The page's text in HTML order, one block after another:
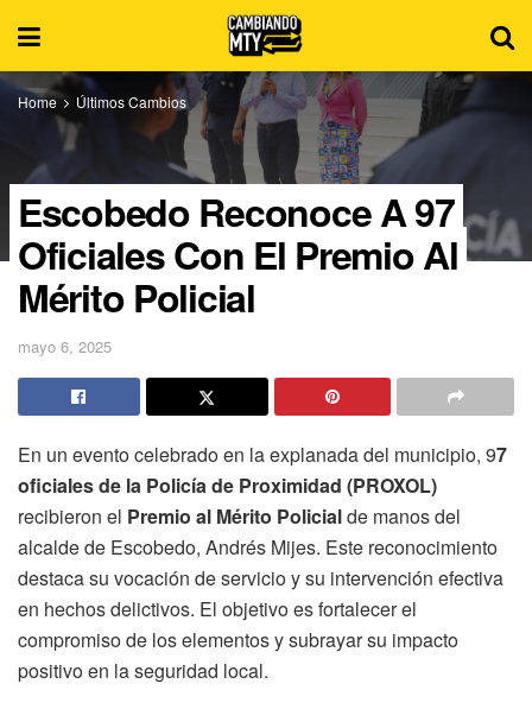
Home Últimos Cambios
Escobedo Reconoce A 97
Oficiales Con El Premio Al
Mérito Policial
mayo 6, 2025
En un evento celebrado en la explanada del municipio, 97
oficiales de la Policía de Proximidad (PROXOL)
recibieron el Premio al Mérito Policialde manos del
alcalde de Escobedo, Andrés Mijes. Este reconocimiento
destaca su vocación de servicio y su intervención efectiva
en hechos delictivos. El objetivo es fortalecer el
compromiso de los elementos y subrayar su impacto
positivo en la seguridad local.